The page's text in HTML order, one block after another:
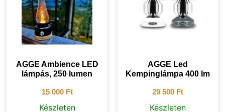
AGGE Ambience LED
lámpás, 250 lumen
15 000 Ft
Készleten
AGGE Led
Kempinglámpa 400 lm
29 500 Ft
Készleten